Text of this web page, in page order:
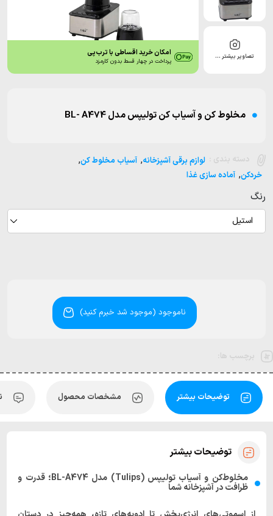
تصاویر بیشتر … امکان خرید اقساطی با ترب‌پی
پرداخت در چهار قسط بدون کارمزد
مخلوط کن و آسیاب کن تولیپس مدل BL- A474
لوازم برقی آشپزخانه, آسیاب مخلوط کن,
خردکن, آماده سازی غذا
رنگ
استیل
ناموجود (موجود شد خبرم کنید)
توضیحات بیشتر مشخصات محصول
توضیحات بیشتر
مخلوط‌کن و آسیاب تولیپس (Tulips) مدل BL-A474؛ قدرت و
ظرافت در آشپزخانه شما